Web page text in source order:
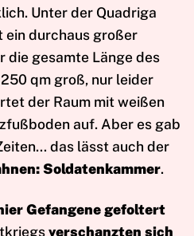
Unter der Quadriga
ein durchaus großer
die gesamte Länge des
qm groß, nur leider
der Raum mit weißen
auf. Aber es gab
das lässt auch der
Soldatenkammer.
Gefangene gefoltert
verschanzten sich